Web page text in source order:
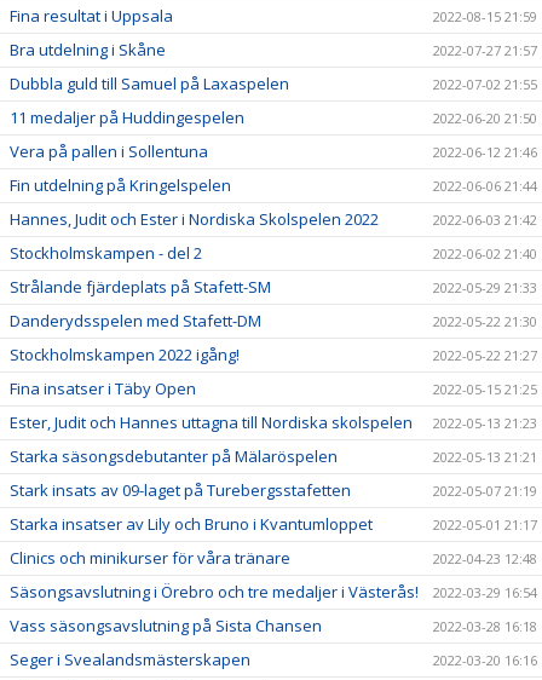
Fina resultat i Uppsala 2022-08-15 21:59
Bra utdelning i Skåne 2022-07-27 21:57
Dubbla guld till Samuel på Laxaspelen 2022-07-02 21:55
11 medaljer på Huddingespelen 2022-06-20 21:50
Vera på pallen i Sollentuna 2022-06-12 21:46
Fin utdelning på Kringelspelen 2022-06-06 21:44
Hannes, Judit och Ester i Nordiska Skolspelen 2022 2022-06-03 21:42
Stockholmskampen - del 2 2022-06-02 21:40
Strålande fjärdeplats på Stafett-SM 2022-05-29 21:33
Danderydsspelen med Stafett-DM 2022-05-22 21:30
Stockholmskampen 2022 igång! 2022-05-22 21:27
Fina insatser i Täby Open 2022-05-15 21:25
Ester, Judit och Hannes uttagna till Nordiska skolspelen 2022-05-13 21:23
Starka säsongsdebutanter på Mälaröspelen 2022-05-13 21:21
Stark insats av 09-laget på Turebergsstafetten 2022-05-07 21:19
Starka insatser av Lily och Bruno i Kvantumloppet 2022-05-01 21:17
Clinics och minikurser för våra tränare 2022-04-23 12:48
Säsongsavslutning i Örebro och tre medaljer i Västerås! 2022-03-29 16:54
Vass säsongsavslutning på Sista Chansen 2022-03-28 16:18
Seger i Svealandsmästerskapen 2022-03-20 16:16